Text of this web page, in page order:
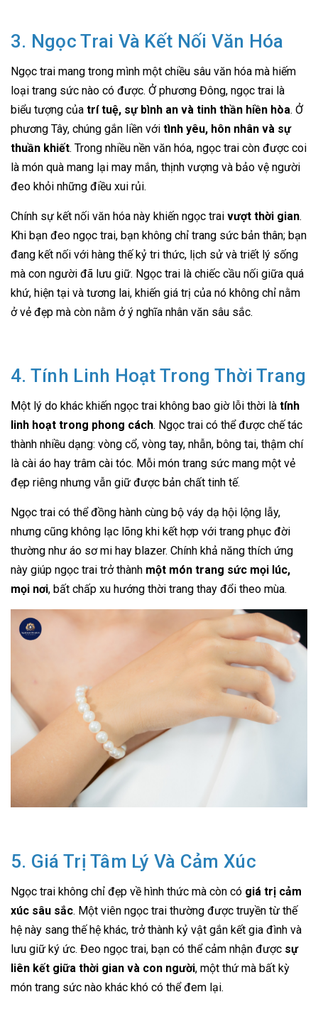
3. Ngọc Trai Và Kết Nối Văn Hóa
Ngọc trai mang trong mình một chiều sâu văn hóa mà hiếm
loại trang sức nào có được. Ở phương Đông, ngọc trai là
biểu tượng của trí tuệ, sự bình an và tinh thần hiền hòa. Ở
phương Tây, chúng gắn liền với tình yêu, hôn nhân và sự
thuần khiết. Trong nhiều nền văn hóa, ngọc trai còn được coi
là món quà mang lại may mắn, thịnh vượng và bảo vệ người
đeo khỏi những điều xui rủi.
Chính sự kết nối văn hóa này khiến ngọc trai vượt thời gian.
Khi bạn đeo ngọc trai, bạn không chỉ trang sức bản thân; bạn
đang kết nối với hàng thế kỷ tri thức, lịch sử và triết lý sống
mà con người đã lưu giữ. Ngọc trai là chiếc cầu nối giữa quá
khứ, hiện tại và tương lai, khiến giá trị của nó không chỉ nằm
ở vẻ đẹp mà còn nằm ở ý nghĩa nhân văn sâu sắc.
4. Tính Linh Hoạt Trong Thời Trang
Một lý do khác khiến ngọc trai không bao giờ lỗi thời là tính
linh hoạt trong phong cách. Ngọc trai có thể được chế tác
thành nhiều dạng: vòng cổ, vòng tay, nhẫn, bông tai, thậm chí
là cài áo hay trâm cài tóc. Mỗi món trang sức mang một vẻ
đẹp riêng nhưng vẫn giữ được bản chất tinh tế.
Ngọc trai có thể đồng hành cùng bộ váy dạ hội lộng lẫy,
nhưng cũng không lạc lõng khi kết hợp với trang phục đời
thường như áo sơ mi hay blazer. Chính khả năng thích ứng
này giúp ngọc trai trở thành một món trang sức mọi lúc,
mọi nơi, bất chấp xu hướng thời trang thay đổi theo mùa.
5. Giá Trị Tâm Lý Và Cảm Xúc
Ngọc trai không chỉ đẹp về hình thức mà còn có giá trị cảm
xúc sâu sắc. Một viên ngọc trai thường được truyền từ thế
hệ này sang thế hệ khác, trở thành kỷ vật gắn kết gia đình và
lưu giữ ký ức. Đeo ngọc trai, bạn có thể cảm nhận được sự
liên kết giữa thời gian và con người, một thứ mà bất kỳ
món trang sức nào khác khó có thể đem lại.